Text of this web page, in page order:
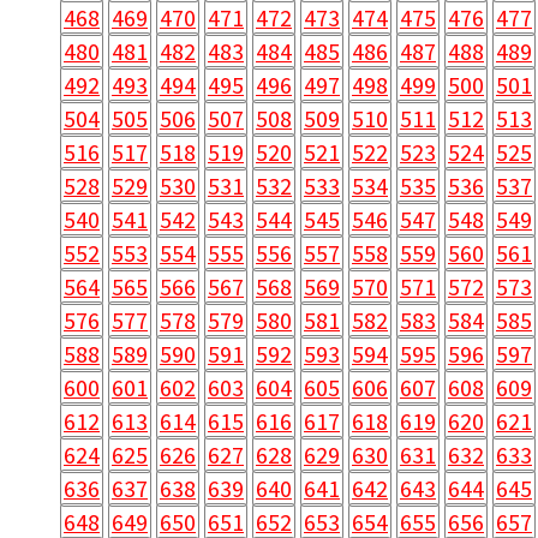
468 469 470 471 472 473 474 475 476 477
480 481 482 483 484 485 486 487 488 489
492 493 494 495 496 497 498 499 500 501
504 505 506 507 508 509 510 511 512 513
516 517 518 519 520 521 522 523 524 525
528 529 530 531 532 533 534 535 536 537
540 541 542 543 544 545 546 547 548 549
552 553 554 555 556 557 558 559 560 561
564 565 566 567 568 569 570 571 572 573
576 577 578 579 580 581 582 583 584 585
588 589 590 591 592 593 594 595 596 597
600 601 602 603 604 605 606 607 608 609
612 613 614 615 616 617 618 619 620 621
624 625 626 627 628 629 630 631 632 633
636 637 638 639 640 641 642 643 644 645
648 649 650 651 652 653 654 655 656 657